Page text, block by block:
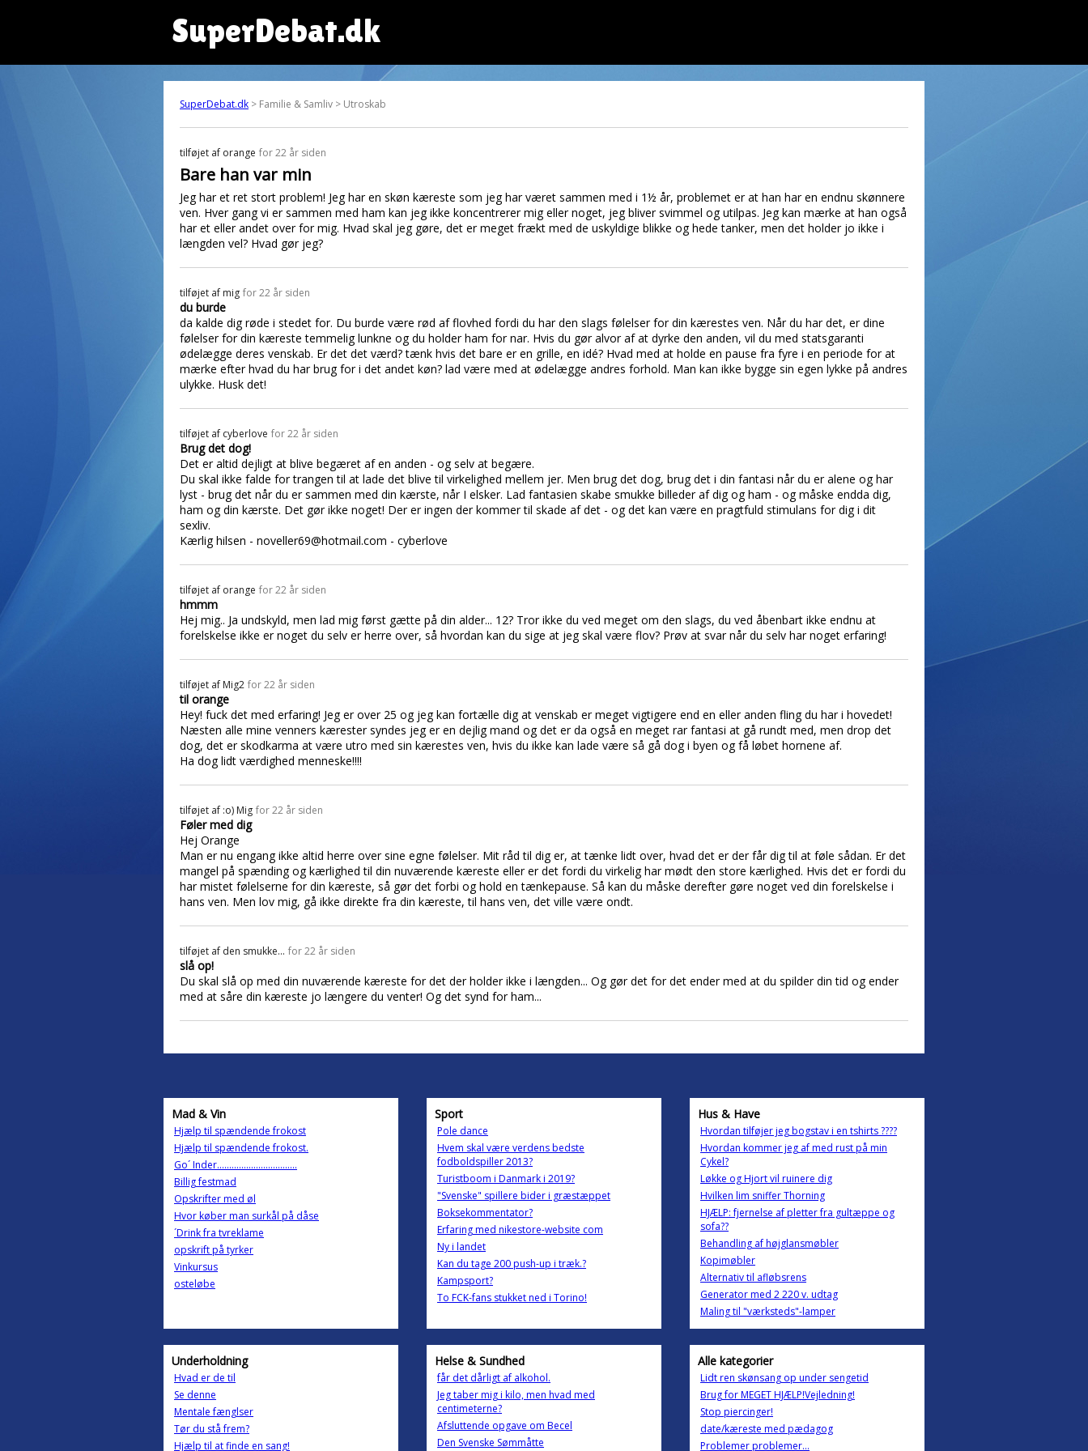
SuperDebat.dk
SuperDebat.dk > Familie & Samliv > Utroskab
tilføjet af orange for 22 år siden
Bare han var min
Jeg har et ret stort problem! Jeg har en skøn kæreste som jeg har været sammen med i 1½ år, problemet er at han har en endnu skønnere
ven. Hver gang vi er sammen med ham kan jeg ikke koncentrerer mig eller noget, jeg bliver svimmel og utilpas. Jeg kan mærke at han også
har et eller andet over for mig. Hvad skal jeg gøre, det er meget frækt med de uskyldige blikke og hede tanker, men det holder jo ikke i
længden vel? Hvad gør jeg?
tilføjet af mig for 22 år siden
du burde
da kalde dig røde i stedet for. Du burde være rød af flovhed fordi du har den slags følelser for din kærestes ven. Når du har det, er dine
følelser for din kæreste temmelig lunkne og du holder ham for nar. Hvis du gør alvor af at dyrke den anden, vil du med statsgaranti
ødelægge deres venskab. Er det det værd? tænk hvis det bare er en grille, en idé? Hvad med at holde en pause fra fyre i en periode for at
mærke efter hvad du har brug for i det andet køn? lad være med at ødelægge andres forhold. Man kan ikke bygge sin egen lykke på andres
ulykke. Husk det!
tilføjet af cyberlove for 22 år siden
Brug det dog!
Det er altid dejligt at blive begæret af en anden - og selv at begære.
Du skal ikke falde for trangen til at lade det blive til virkelighed mellem jer. Men brug det dog, brug det i din fantasi når du er alene og har
lyst - brug det når du er sammen med din kærste, når I elsker. Lad fantasien skabe smukke billeder af dig og ham - og måske endda dig,
ham og din kærste. Det gør ikke noget! Der er ingen der kommer til skade af det - og det kan være en pragtfuld stimulans for dig i dit
sexliv.
Kærlig hilsen - noveller69@hotmail.com - cyberlove
tilføjet af orange for 22 år siden
hmmm
Hej mig.. Ja undskyld, men lad mig først gætte på din alder... 12? Tror ikke du ved meget om den slags, du ved åbenbart ikke endnu at
forelskelse ikke er noget du selv er herre over, så hvordan kan du sige at jeg skal være flov? Prøv at svar når du selv har noget erfaring!
tilføjet af Mig2 for 22 år siden
til orange
Hey! fuck det med erfaring! Jeg er over 25 og jeg kan fortælle dig at venskab er meget vigtigere end en eller anden fling du har i hovedet!
Næsten alle mine venners kærester syndes jeg er en dejlig mand og det er da også en meget rar fantasi at gå rundt med, men drop det
dog, det er skodkarma at være utro med sin kærestes ven, hvis du ikke kan lade være så gå dog i byen og få løbet hornene af.
Ha dog lidt værdighed menneske!!!!
tilføjet af :o) Mig for 22 år siden
Føler med dig
Hej Orange
Man er nu engang ikke altid herre over sine egne følelser. Mit råd til dig er, at tænke lidt over, hvad det er der får dig til at føle sådan. Er det
mangel på spænding og kærlighed til din nuværende kæreste eller er det fordi du virkelig har mødt den store kærlighed. Hvis det er fordi du
har mistet følelserne for din kæreste, så gør det forbi og hold en tænkepause. Så kan du måske derefter gøre noget ved din forelskelse i
hans ven. Men lov mig, gå ikke direkte fra din kæreste, til hans ven, det ville være ondt.
tilføjet af den smukke... for 22 år siden
slå op!
Du skal slå op med din nuværende kæreste for det der holder ikke i længden... Og gør det for det ender med at du spilder din tid og ender
med at såre din kæreste jo længere du venter! Og det synd for ham...
Mad & Vin
Hjælp til spændende frokost
Hjælp til spændende frokost.
Go´ Inder.................................
Billig festmad
Opskrifter med øl
Hvor køber man surkål på dåse
´Drink fra tvreklame
opskrift på tyrker
Vinkursus
osteløbe
Sport
Pole dance
Hvem skal være verdens bedste
fodboldspiller 2013?
Turistboom i Danmark i 2019?
"Svenske" spillere bider i græstæppet
Boksekommentator?
Erfaring med nikestore-website com
Ny i landet
Kan du tage 200 push-up i træk.?
Kampsport?
To FCK-fans stukket ned i Torino!
Hus & Have
Hvordan tilføjer jeg bogstav i en tshirts ????
Hvordan kommer jeg af med rust på min
Cykel?
Løkke og Hjort vil ruinere dig
Hvilken lim sniffer Thorning
HJÆLP: fjernelse af pletter fra gultæppe og
sofa??
Behandling af højglansmøbler
Kopimøbler
Alternativ til afløbsrens
Generator med 2 220 v. udtag
Maling til "værksteds"-lamper
Underholdning
Hvad er de til
Se denne
Mentale fænglser
Tør du stå frem?
Hjælp til at finde en sang!
Helse & Sundhed
får det dårligt af alkohol.
Jeg taber mig i kilo, men hvad med
centimeterne?
Afsluttende opgave om Becel
Den Svenske Sømmåtte
Alle kategorier
Lidt ren skønsang op under sengetid
Brug for MEGET HJÆLP!Vejledning!
Stop piercinger!
date/kæreste med pædagog
Problemer problemer...